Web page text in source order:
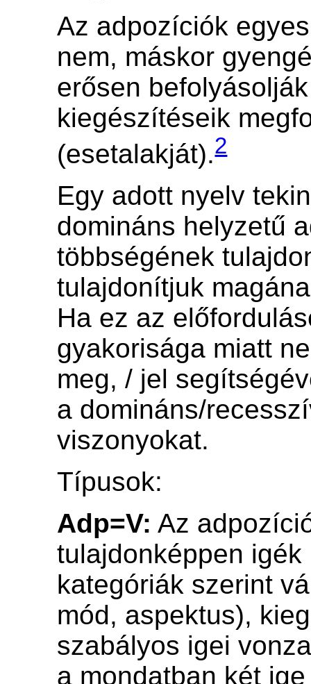
Az adpozíciók
nem, máskor
erősen
kiegészítéseik
(esetalakját).2
Egy adott nyelv
domináns helyzetű
többségének
tulajdonítjuk
Ha ez az
gyakorisága miatt
meg, / jel
a domináns/
viszonyokat.
Típusok:
Adp=V: Az
tulajdonképpen igék
kategóriák szerint
mód, aspektus),
szabályos igei
a mondatban két